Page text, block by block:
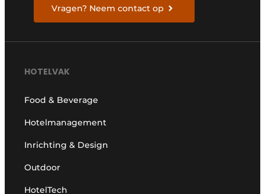
Vragen? Neem contact op
HOTELVAK
Food & Beverage
Hotelmanagement
Inrichting & Design
Outdoor
HotelTech